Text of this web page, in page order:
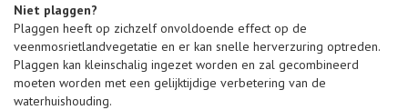
Niet plaggen?
Plaggen heeft op zichzelf onvoldoende effect op de
veenmosrietlandvegetatie en er kan snelle herverzuring optreden.
Plaggen kan kleinschalig ingezet worden en zal gecombineerd
moeten worden met een gelijktijdige verbetering van de
waterhuishouding.